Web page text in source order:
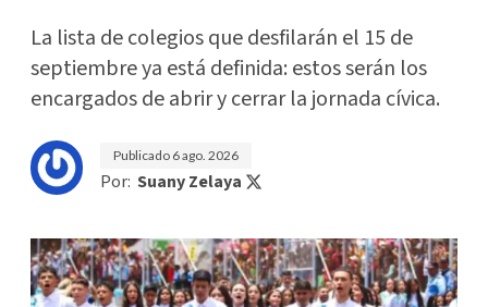
La lista de colegios que desfilarán el 15 de
septiembre ya está definida: estos serán los
encargados de abrir y cerrar la jornada cívica.
Publicado 6 ago. 2026
Por: Suany Zelaya